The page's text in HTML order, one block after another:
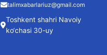
talimxabarlariuz@gmail.com
Toshkent shahri Navoiy
ko‘chasi 30-uy